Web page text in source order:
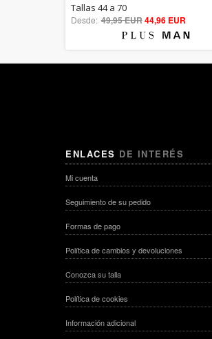
out of 5
Tallas 44 a 70
Desde: 49,95 EUR44,96 EUR
ENLACES DE INTERÉS
Mi cuenta
Seguimiento de su pedido
Formas de pago
Política de cambios y devoluciones
Conozca su talla
Política de cookies
Información adicional